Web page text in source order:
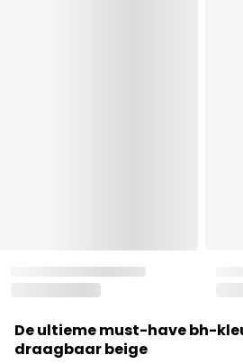
De ultieme must-have bh-
draagbaar beige